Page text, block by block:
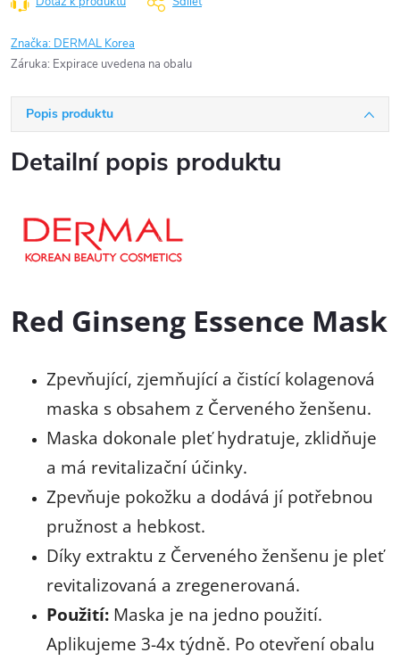
Značka: DERMAL Korea
Záruka: Expirace uvedena na obalu
Popis produktu
Detailní popis produktu
Red Ginseng Essence Mask
Zpevňující, zjemňující a čistící kolagenová
maska s obsahem z Červeného ženšenu.
Maska dokonale pleť hydratuje, zklidňuje
a má revitalizační účinky.
Zpevňuje pokožku a dodává jí potřebnou
pružnost a hebkost.
Díky extraktu z Červeného ženšenu je pleť
revitalizovaná a zregenerovaná.
Použití: Maska je na jedno použití.
Aplikujeme 3-4x týdně. Po otevření obalu